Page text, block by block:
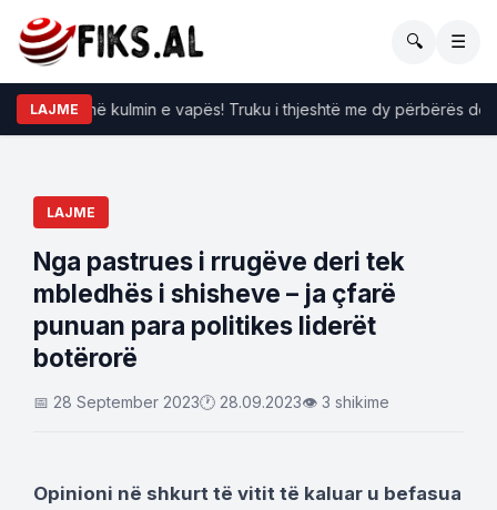
🔍 ☰
LAJME
hekurin në kulmin e vapës! Truku i thjeshtë me dy përbërës do ju
LAJME
Nga pastrues i rrugëve deri tek
mbledhës i shisheve – ja çfarë
punuan para politikes liderët
botërorë
📅 28 September 2023🕐 28.09.2023👁 3 shikime
Opinioni në shkurt të vitit të kaluar u befasua